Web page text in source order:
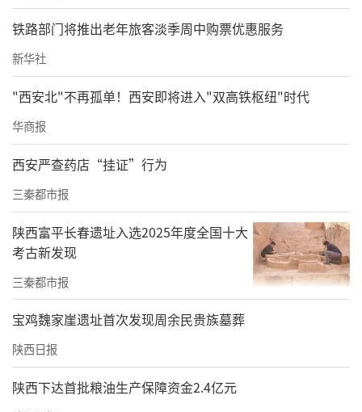
铁路部门将推出老年旅客淡季周中购票优惠服务
新华社
"西安北"不再孤单！西安即将进入"双高铁枢纽"时代
华商报
西安严查药店“挂证”行为
三秦都市报
陕西富平长春遗址入选2025年度全国十大
考古新发现
三秦都市报
宝鸡魏家崖遗址首次发现周余民贵族墓葬
陕西日报
陕西下达首批粮油生产保障资金2.4亿元